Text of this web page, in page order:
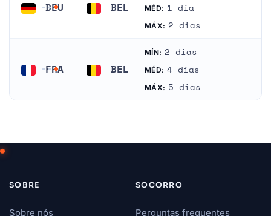
DEU BEL MÉD: 1 dia
MÁX: 2 dias
FRA BEL
MÍN: 2 dias
MÉD: 4 dias
MÁX: 5 dias
SOBRE
Sobre nós
SOCORRO
Perguntas frequentes